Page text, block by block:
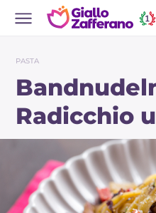
PASTA
Radicchio